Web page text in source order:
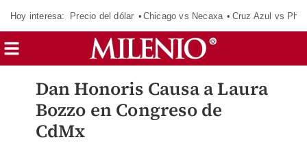
Hoy interesa: Precio del dólar Chicago vs Necaxa Cruz Azul vs
Dan Honoris Causa a Laura
Bozzo en Congreso de
CdMx